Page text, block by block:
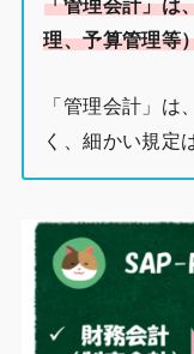
理、予算管理等
「管理会計」は
く、細かい規定